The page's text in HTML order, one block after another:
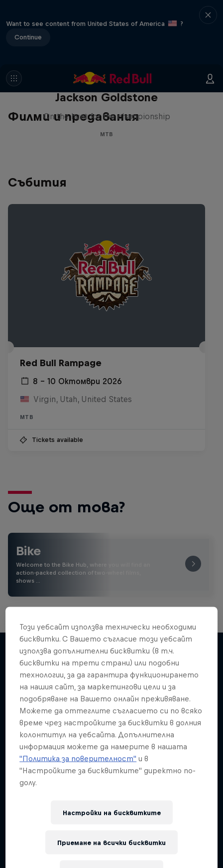
Want to see content from United States of America
?
Continue
Филми и предавания
The Search for Milliseconds:
Jackson Goldstone
On the hunt for the championship
MTB
Събития
Red Bull Rampage
8 – 10 Октомври 2026
Virgin, Utah, United States
MTB
Tickets available
Още от това?
Bike
Welcome to the Bike Hub, where you will find an
action-packed collection of two-wheel films,
shows …
Подобни
Този уебсайт използва технически необходими
бисквитки. С Вашето съгласие този уебсайт
използва допълнителни бисквитки (в т.ч.
бисквитки на трети страни) или подобни
технологии, за да гарантира функционирането
на нашия сайт, за маркетингови цели и за
подобряване на Вашето онлайн преживяване.
Можете да оттеглите съгласието си по всяко
време чрез настройките за бисквитки в долния
колонтитул на уебсайта. Допълнителна
информация можете да намерите в нашата
"Политика за поверителност" и в
"Настройките за бисквитките" директно по-
долу.
Настройки на бисквитките
Приемане на всички бисквитки